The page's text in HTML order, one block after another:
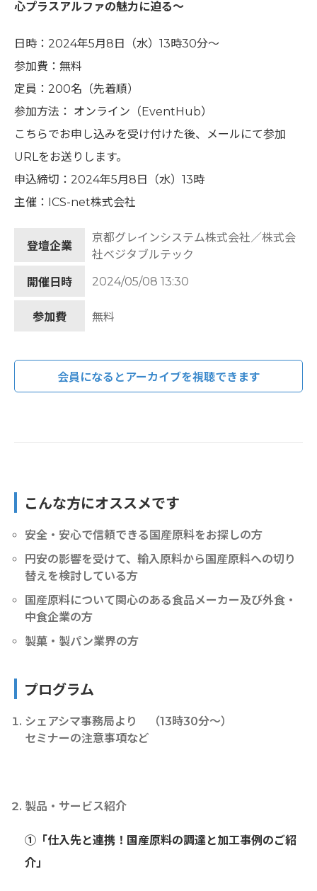
心プラスアルファの魅力に迫る〜
日時：2024年5月8日（水）13時30分〜
参加費：無料
定員：200名（先着順）
参加方法： オンライン（EventHub）
こちらでお申し込みを受け付けた後、メールにて参加
URLをお送りします。
申込締切：2024年5月8日（水）13時
主催：ICS-net株式会社
登壇企業
京都グレインシステム株式会社／株式会
社ベジタブルテック
開催日時 2024/05/08 13:30
参加費 無料
会員になるとアーカイブを視聴できます
こんな方にオススメです
安全・安心で信頼できる国産原料をお探しの方
円安の影響を受けて、輸入原料から国産原料への切り
替えを検討している方
国産原料について関心のある食品メーカー及び外食・
中食企業の方
製菓・製パン業界の方
プログラム
シェアシマ事務局より （13時30分〜）
セミナーの注意事項など
製品・サービス紹介
①「仕入先と連携！国産原料の調達と加工事例のご紹
介」